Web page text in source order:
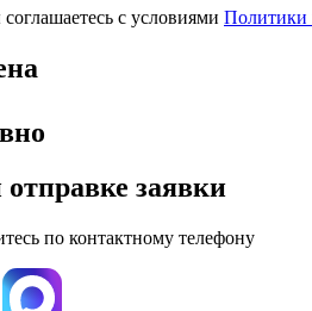
с условиями Политики
заявки
по контактному телефону